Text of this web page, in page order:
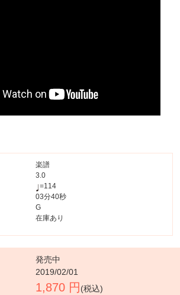
楽譜
3.0
=114
03分40秒
G
在庫あり
発売中
2019/02/01
1,870 円 (税込)